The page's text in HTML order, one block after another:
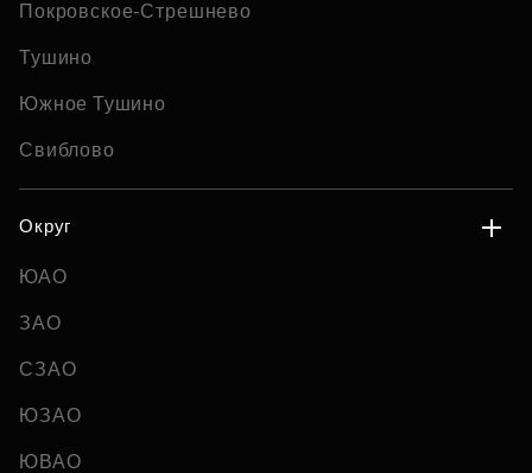
Покровское-Стрешнево
Тушино
Южное Тушино
Свиблово
Округ
ЮАО
ЗАО
СЗАО
ЮЗАО
ЮВАО